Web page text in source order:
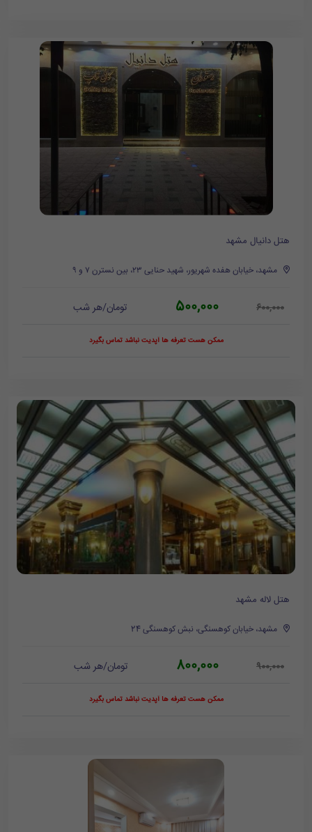
هتل دانیال مشهد
مشهد، خیابان هفده شهریور، شهید حنایی ۲۳، بین نسترن ۷ و ۹
600,000
500,000 تومان/هر شب
ممکن هست تعرفه ها آپدیت نباشد تماس بگیرد
هتل لاله مشهد
مشهد، خیابان کوهسنگی، نبش کوهسنگی 24
900,000
800,000 تومان/هر شب
ممکن هست تعرفه ها آپدیت نباشد تماس بگیرد